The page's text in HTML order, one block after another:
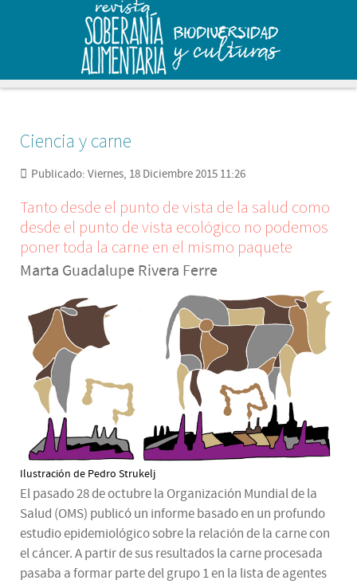
Ciencia y carne
Publicado: Viernes, 18 Diciembre 2015 11:26
Tanto desde el punto de vista de la salud como
desde el punto de vista ecológico no podemos
poner toda la carne en el mismo paquete
Marta Guadalupe Rivera Ferre
Ilustración de Pedro Strukelj
El pasado 28 de octubre la Organización Mundial de la
Salud (OMS) publicó un informe basado en un profundo
estudio epidemiológico sobre la relación de la carne con
el cáncer. A partir de sus resultados la carne procesada
pasaba a formar parte del grupo 1 en la lista de agentes